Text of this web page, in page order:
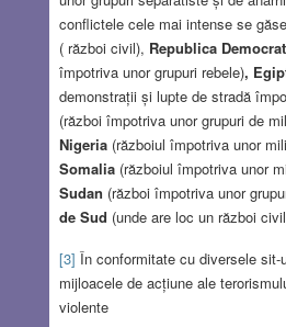
conflictele cele mai intense se
( război civil), Republica
împotriva unor grupuri rebele),
demonstrații și lupte de stradă
(război împotriva unor grupuri de
Nigeria(războiul împotriva unor
Somalia(războiul împotriva unor
Sudan (război împotriva unor
de Sud (unde are loc un război
[3] În conformitate cu diversele sit-
mijloacele de acțiune ale
violente